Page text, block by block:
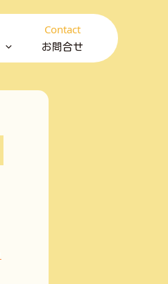
Contact
お問合せ